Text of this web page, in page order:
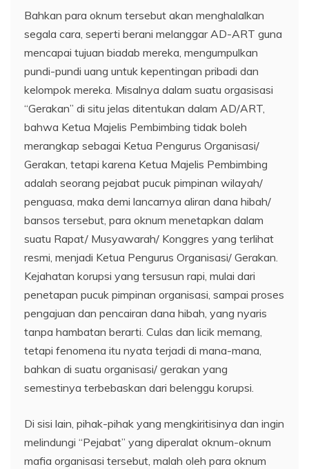
Bahkan para oknum tersebut akan menghalalkan
segala cara, seperti berani melanggar AD-ART guna
mencapai tujuan biadab mereka, mengumpulkan
pundi-pundi uang untuk kepentingan pribadi dan
kelompok mereka. Misalnya dalam suatu orgasisasi
“Gerakan” di situ jelas ditentukan dalam AD/ART,
bahwa Ketua Majelis Pembimbing tidak boleh
merangkap sebagai Ketua Pengurus Organisasi/
Gerakan, tetapi karena Ketua Majelis Pembimbing
adalah seorang pejabat pucuk pimpinan wilayah/
penguasa, maka demi lancarnya aliran dana hibah/
bansos tersebut, para oknum menetapkan dalam
suatu Rapat/ Musyawarah/ Konggres yang terlihat
resmi, menjadi Ketua Pengurus Organisasi/ Gerakan.
Kejahatan korupsi yang tersusun rapi, mulai dari
penetapan pucuk pimpinan organisasi, sampai proses
pengajuan dan pencairan dana hibah, yang nyaris
tanpa hambatan berarti. Culas dan licik memang,
tetapi fenomena itu nyata terjadi di mana-mana,
bahkan di suatu organisasi/ gerakan yang
semestinya terbebaskan dari belenggu korupsi.
Di sisi lain, pihak-pihak yang mengkiritisinya dan ingin
melindungi “Pejabat” yang diperalat oknum-oknum
mafia organisasi tersebut, malah oleh para oknum